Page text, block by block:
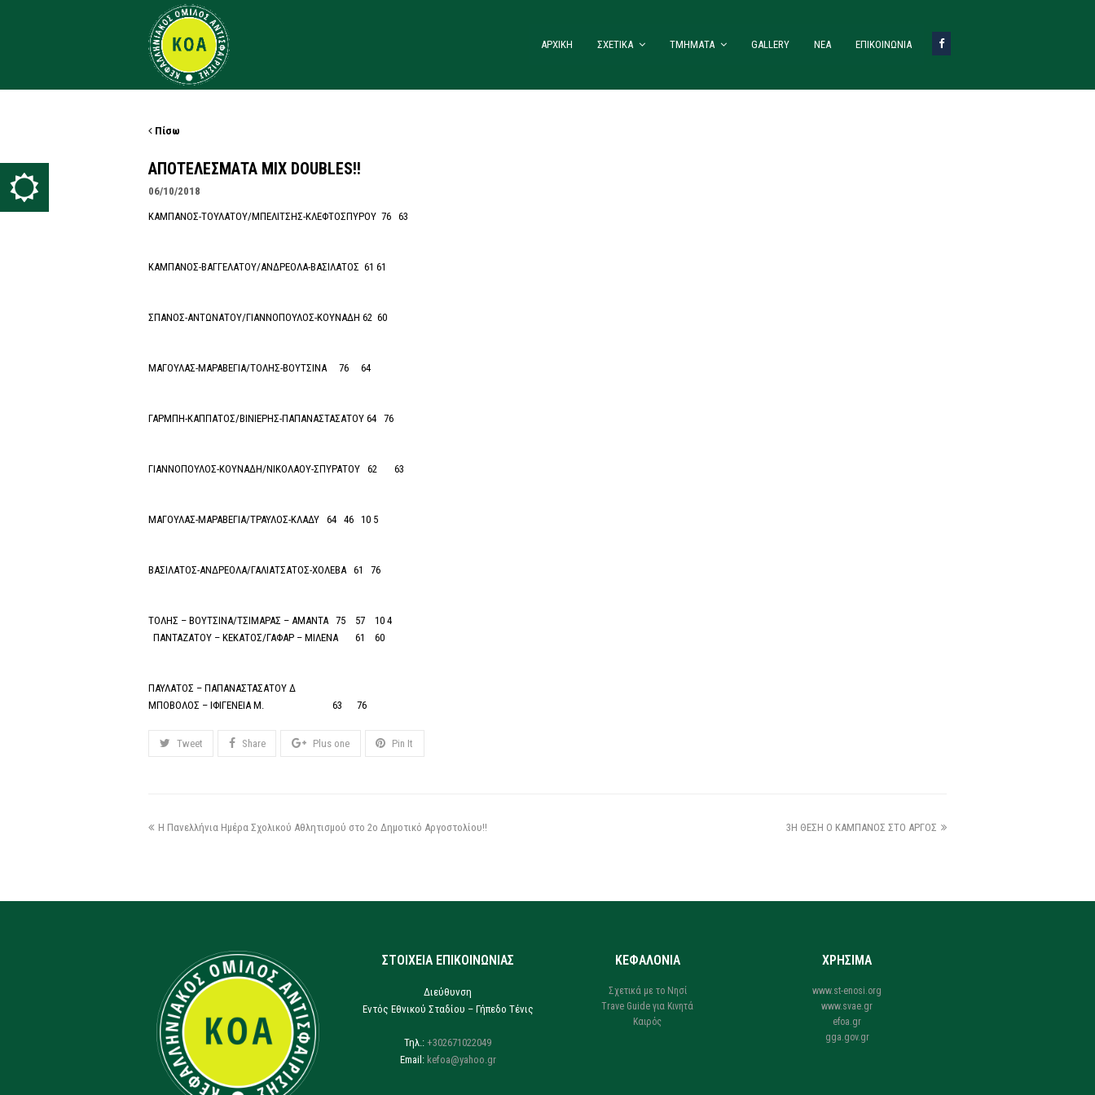
ΑΡΧΙΚΗ ΣΧΕΤΙΚΑ ΤΜΗΜΑΤΑ GALLERY ΝΈΑ ΕΠΙΚΟΙΝΩΝΙΑ
Πίσω
ΑΠΟΤΕΛΕΣΜΑΤΑ MIX DOUBLES!!
06/10/2018
ΚΑΜΠΑΝΟΣ-ΤΟΥΛΑΤΟΥ/ΜΠΕΛΙΤΣΗΣ-ΚΛΕΦΤΟΣΠΥΡΟΥ 76 63
ΚΑΜΠΑΝΟΣ-ΒΑΓΓΕΛΑΤΟΥ/ΑΝΔΡΕΟΛΑ-ΒΑΣΙΛΑΤΟΣ 61 61
ΣΠΑΝΟΣ-ΑΝΤΩΝΑΤΟΥ/ΓΙΑΝΝΟΠΟΥΛΟΣ-ΚΟΥΝΑΔΗ 62 60
ΜΑΓΟΥΛΑΣ-ΜΑΡΑΒΕΓΙΑ/ΤΟΛΗΣ-ΒΟΥΤΣΙΝΑ 76 64
ΓΑΡΜΠΗ-ΚΑΠΠΑΤΟΣ/ΒΙΝΙΕΡΗΣ-ΠΑΠΑΝΑΣΤΑΣΑΤΟΥ 64 76
ΓΙΑΝΝΟΠΟΥΛΟΣ-ΚΟΥΝΑΔΗ/ΝΙΚΟΛΑΟΥ-ΣΠΥΡΑΤΟΥ 62 63
ΜΑΓΟΥΛΑΣ-ΜΑΡΑΒΕΓΙΑ/ΤΡΑΥΛΟΣ-ΚΛΑΔΥ 64 46 10 5
ΒΑΣΙΛΑΤΟΣ-ΑΝΔΡΕΟΛΑ/ΓΑΛΙΑΤΣΑΤΟΣ-ΧΟΛΕΒΑ 61 76
ΤΟΛΗΣ – ΒΟΥΤΣΙΝΑ/ΤΣΙΜΑΡΑΣ – ΑΜΑΝΤΑ 75 57 10 4
ΠΑΝΤΑΖΑΤΟΥ – ΚΕΚΑΤΟΣ/ΓΑΦΑΡ – ΜΙΛΕΝΑ 61 60
ΠΑΥΛΑΤΟΣ – ΠΑΠΑΝΑΣΤΑΣΑΤΟΥ Δ
ΜΠΟΒΟΛΟΣ – ΙΦΙΓΕΝΕΙΑ Μ. 63 76
Tweet Share Plus one Pin It
Η Πανελλήνια Ημέρα Σχολικού Αθλητισμού στο 2ο Δημοτικό Αργοστολίου!! 3Η ΘΕΣΗ Ο ΚΑΜΠΑΝΟΣ ΣΤΟ ΑΡΓΟΣ
ΣΤΟΙΧΕΙΑ ΕΠΙΚΟΙΝΩΝΙΑΣ
Διεύθυνση
Εντός Εθνικού Σταδίου – Γήπεδο Τένις
Τηλ.: +302671022049
Email: kefoa@yahoo.gr
ΚΕΦΑΛΟΝΙΑ
Σχετικά με το Νησί
Trave Guide για Κινητά
Καιρός
ΧΡΗΣΙΜΑ
www.st-enosi.org
www.svae.gr
efoa.gr
gga.gov.gr